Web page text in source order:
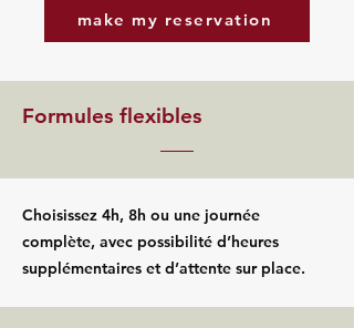
make my reservation
Formules flexibles
Choisissez 4h, 8h ou une journée
complète, avec possibilité d’heures
supplémentaires et d’attente sur place.